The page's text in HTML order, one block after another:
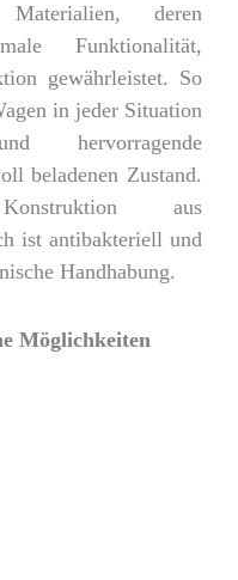
Materialien, deren
Funktionalität,
gewährleistet. So
in jeder Situation
hervorragende
beladenen Zustand.
aus
ist antibakteriell und
Handhabung.
Möglichkeiten